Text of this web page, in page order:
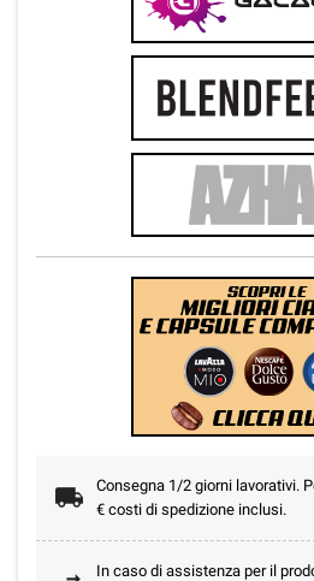
Consegna 1/2 giorni lavorativi.
€ costi di spedizione inclusi.
In caso di assistenza per il